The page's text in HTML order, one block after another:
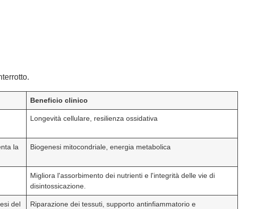
Beneficio clinico
Longevità cellulare, resilienza ossidativa
la
Biogenesi mitocondriale, energia metabolica
Migliora l'assorbimento dei nutrienti e l'integrità delle vie di
disintossicazione.
del
Riparazione dei tessuti, supporto antinfiammatorio e